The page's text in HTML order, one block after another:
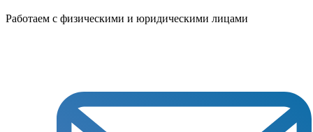
Работаем с физическими и юридическими лицами